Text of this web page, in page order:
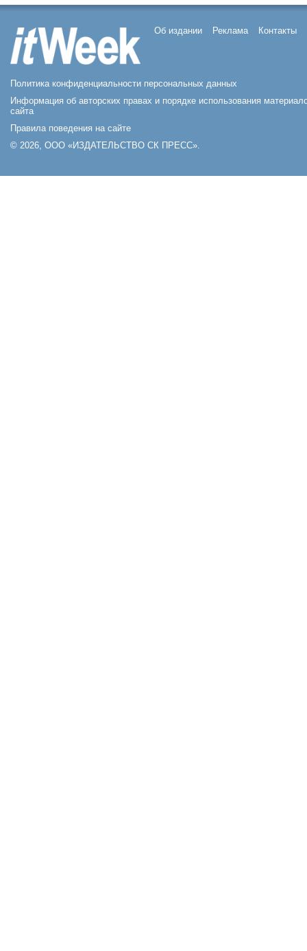
Об издании Реклама Контакты
Политика конфиденциальности персональных данных
Информация об авторских правах и порядке использования
сайта
Правила поведения на сайте
© 2026, ООО «ИЗДАТЕЛЬСТВО СК ПРЕСС».